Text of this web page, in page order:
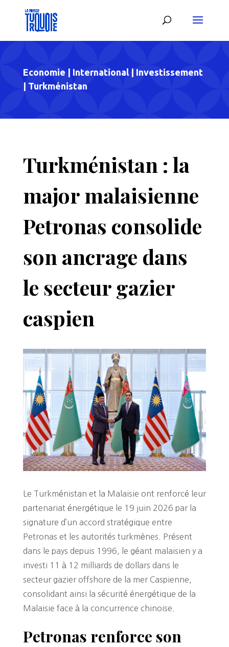
Economie International| Investissement
Turkménistan
Turkménistan : la
major malaisienne
Petronas consolide
son ancrage dans
le secteur gazier
caspien
Le Turkménistan et la Malaisie ont renforcé leur
partenariat énergétique le 19 juin 2026 par la
signature d’un accord stratégique entre
Petronas et les autorités turkmènes. Présent
dans le pays depuis 1996, le géant malaisien y a
investi 11 à 12 milliards de dollars dans le
secteur gazier offshore de la mer Caspienne,
consolidant ainsi la sécurité énergétique de la
Malaisie face à la concurrence chinoise.
Petronas renforce son